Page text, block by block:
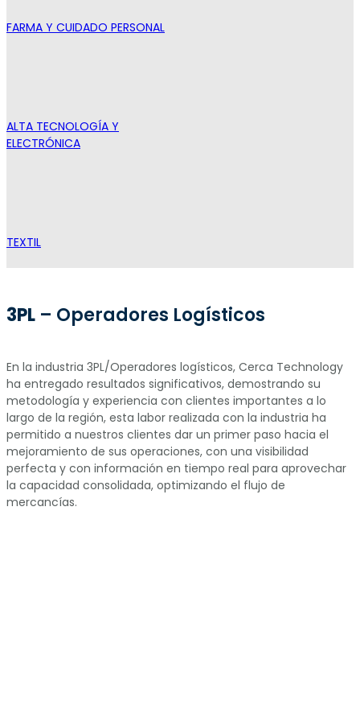
FARMA Y CUIDADO PERSONAL
ALTA TECNOLOGÍA Y
ELECTRÓNICA
TEXTIL
3PL – Operadores Logísticos
En la industria 3PL/Operadores logísticos, Cerca Technology
ha entregado resultados significativos, demostrando su
metodología y experiencia con clientes importantes a lo
largo de la región, esta labor realizada con la industria ha
permitido a nuestros clientes dar un primer paso hacia el
mejoramiento de sus operaciones, con una visibilidad
perfecta y con información en tiempo real para aprovechar
la capacidad consolidada, optimizando el flujo de
mercancías.